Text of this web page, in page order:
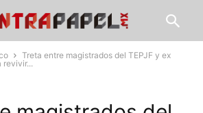
Treta entre magistrados del TEPJF y ex
revivir...